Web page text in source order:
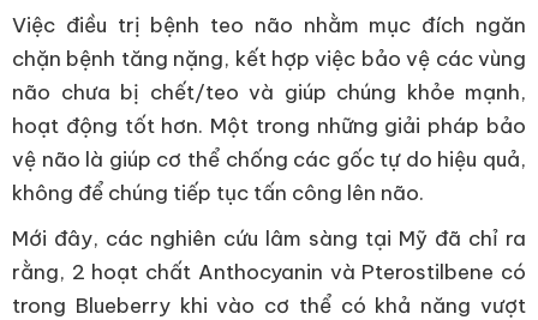
Việc điều trị bệnh teo não nhằm mục đích ngăn
chặn bệnh tăng nặng, kết hợp việc bảo vệ các vùng
não chưa bị chết/teo và giúp chúng khỏe mạnh,
hoạt động tốt hơn. Một trong những giải pháp bảo
vệ não là giúp cơ thể chống các gốc tự do hiệu quả,
không để chúng tiếp tục tấn công lên não.
Mới đây, các nghiên cứu lâm sàng tại Mỹ đã chỉ ra
rằng, 2 hoạt chất Anthocyanin và Pterostilbene có
trong Blueberry khi vào cơ thể có khả năng vượt